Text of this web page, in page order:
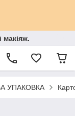
макіяж.
УПАКОВКА